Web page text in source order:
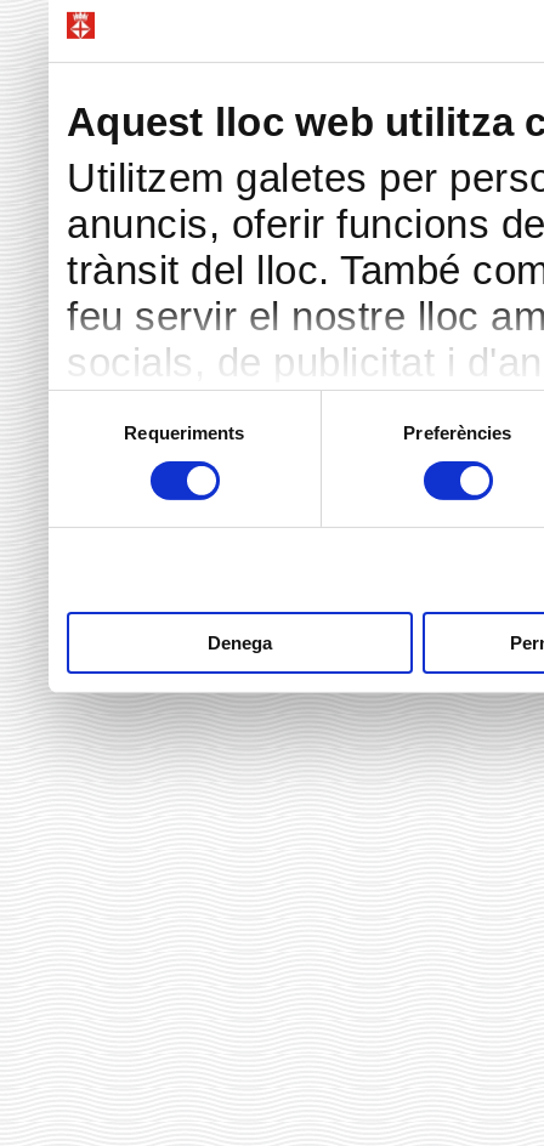
Aquest lloc web utilitza
Utilitzem galetes per
anuncis, oferir funcions
trànsit del lloc. També
feu servir el nostre lloc
socials, de publicitat i
hàgiu proporcionat o
heu fet dels seus serveis.
consentiment
Requeriments Preferències
Denega